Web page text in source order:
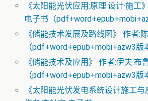
《太阳能光伏应用:原理·设计·施工
电子书（
《储能技术发展及路线图》 作者:
（pdf+word+epub+mobi+azw3版
《储能技术及应用》 作者:伊夫.布
（pdf+word+epub+mobi+azw3版
《太阳能光伏发电系统设计施工与